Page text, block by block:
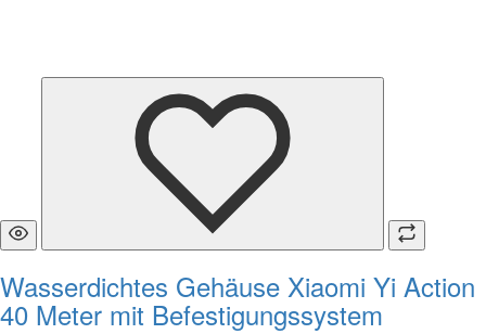
Wasserdichtes Gehäuse Xiaomi Yi Action
40 Meter mit Befestigungssystem